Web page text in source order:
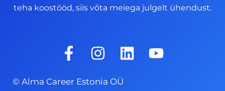
teha koostööd, siis võta meiega julgelt ühendust.
F
a
I
n
s
L
i
Y
o
© Alma Career Estonia OÜ